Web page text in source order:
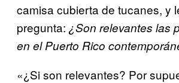
camisa cubierta de tucanes, y
pregunta: ¿Son relevantes las
en el Puerto Rico
«¿Si son relevantes? Por